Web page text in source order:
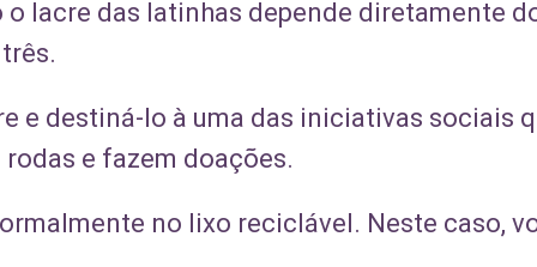
lacre das latinhas depende diretamente
e destiná-lo à uma das iniciativas sociais
e fazem doações.
no lixo reciclável. Neste caso,